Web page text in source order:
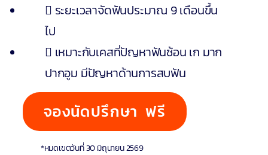
ระยะเวลาจัดฟันประมาณ 9 เดือนขึ้น
ไป
เหมาะกับเคสที่ปัญหาฟันซ้อน เก มาก
ปากอูม มีปัญหาด้านการสบฟัน
จองนัดปรึกษา ฟรี
*หมดเขตวันที่ 30 มิถุนายน 2569